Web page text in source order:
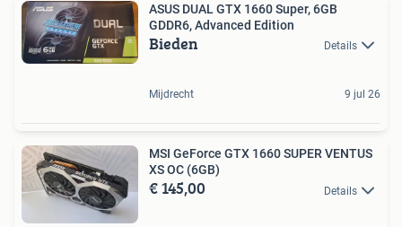
ASUS DUAL GTX 1660 Super, 6GB
GDDR6, Advanced Edition
Bieden Details
Mijdrecht 9 jul 26
MSI GeForce GTX 1660 SUPER VENTUS
XS OC (6GB)
€ 145,00 Details